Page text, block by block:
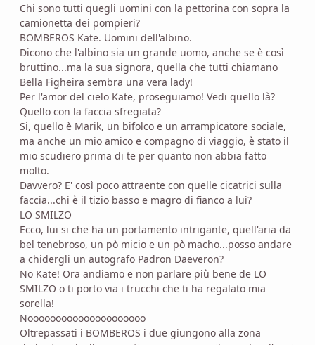
Chi sono tutti quegli uomini con la pettorina con sopra la
camionetta dei pompieri?
BOMBEROS Kate. Uomini dell'albino.
Dicono che l'albino sia un grande uomo, anche se è così
bruttino...ma la sua signora, quella che tutti chiamano
Bella Figheira sembra una vera lady!
Per l'amor del cielo Kate, proseguiamo! Vedi quello là?
Quello con la faccia sfregiata?
Si, quello è Marik, un bifolco e un arrampicatore sociale,
ma anche un mio amico e compagno di viaggio, è stato il
mio scudiero prima di te per quanto non abbia fatto
molto.
Davvero? E' così poco attraente con quelle cicatrici sulla
faccia...chi è il tizio basso e magro di fianco a lui?
LO SMILZO
Ecco, lui si che ha un portamento intrigante, quell'aria da
bel tenebroso, un pò micio e un pò macho...posso andare
a chidergli un autografo Padron Daeveron?
No Kate! Ora andiamo e non parlare più bene de LO
SMILZO o ti porto via i trucchi che ti ha regalato mia
sorella!
Nooooooooooooooooooooo
Oltrepassati i BOMBEROS i due giungono alla zona